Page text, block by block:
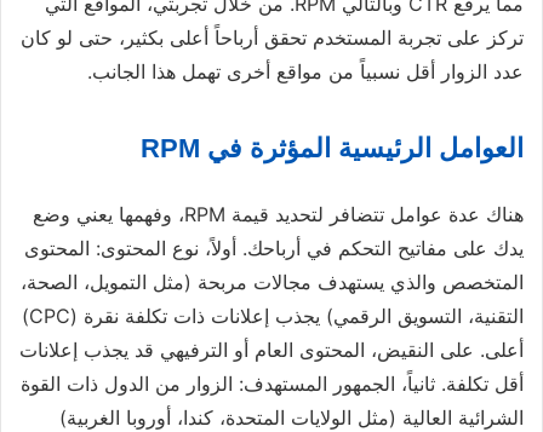
تركز على تجربة المستخدم تحقق أرباحاً أعلى بكثير، حتى لو كان
عدد الزوار أقل نسبياً من مواقع أخرى تهمل هذا الجانب.
العوامل الرئيسية المؤثرة في RPM
هناك عدة عوامل تتضافر لتحديد قيمة RPM، وفهمها يعني وضع
يدك على مفاتيح التحكم في أرباحك. أولاً، نوع المحتوى: المحتوى
المتخصص والذي يستهدف مجالات مربحة (مثل التمويل، الصحة،
التقنية، التسويق الرقمي) يجذب إعلانات ذات تكلفة نقرة (CPC)
أعلى. على النقيض، المحتوى العام أو الترفيهي قد يجذب إعلانات
أقل تكلفة. ثانياً، الجمهور المستهدف: الزوار من الدول ذات القوة
الشرائية العالية (مثل الولايات المتحدة، كندا، أوروبا الغربية)